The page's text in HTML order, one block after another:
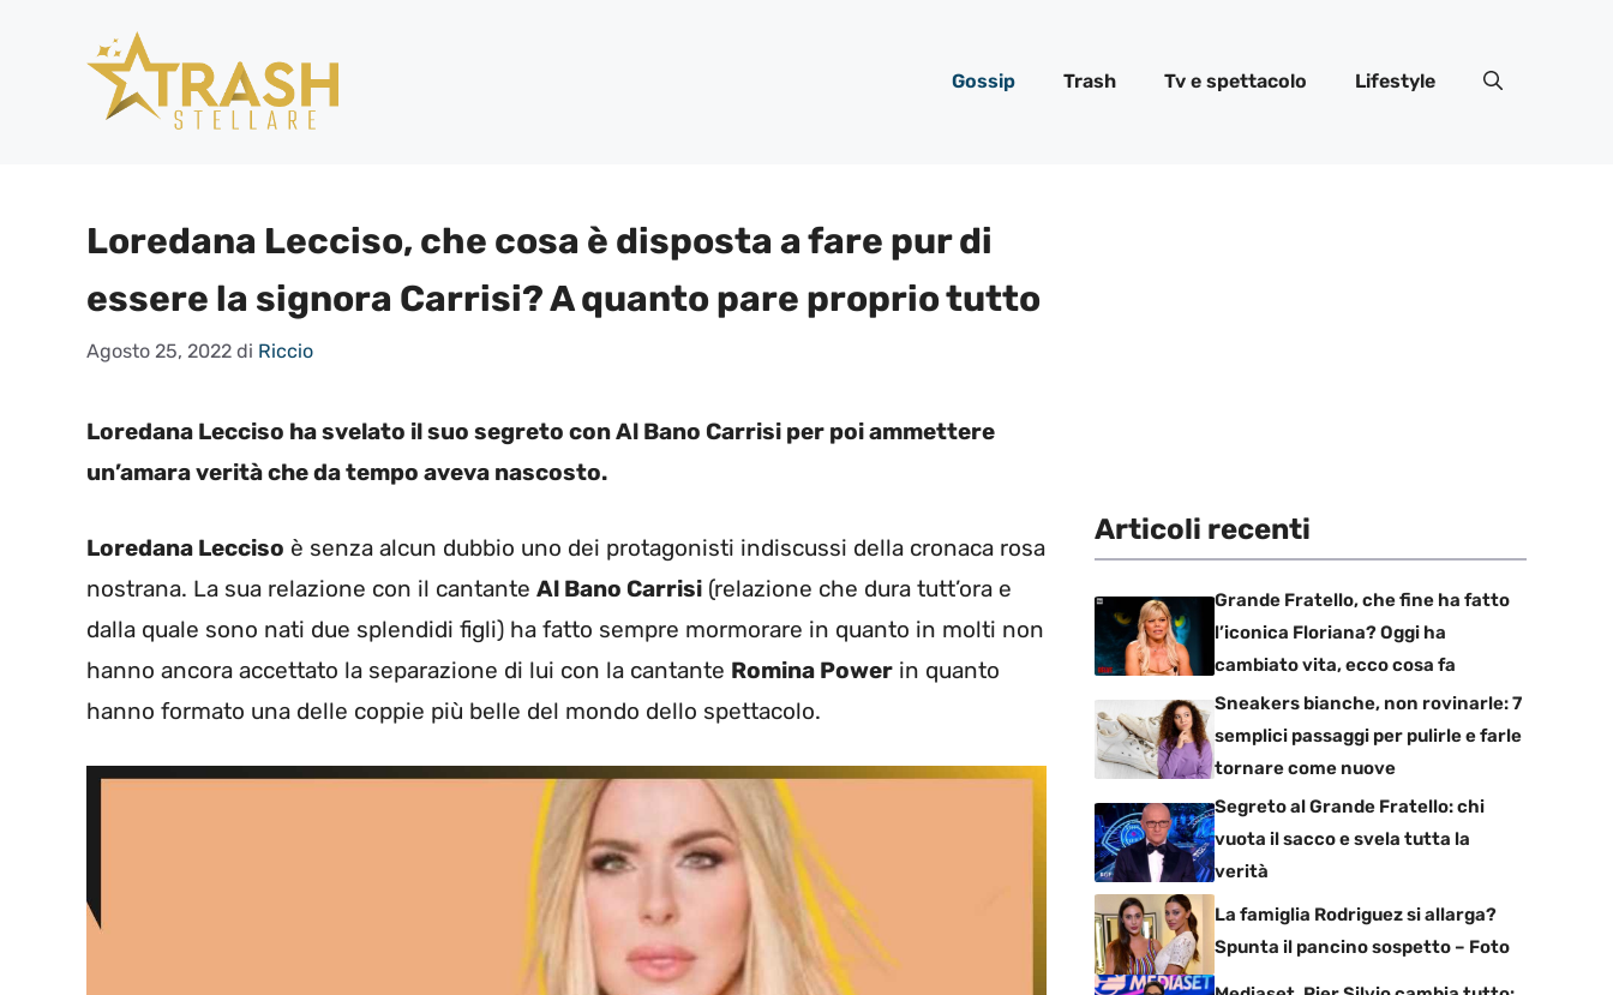
Gossip Trash Tv e spettacolo Lifestyle
Loredana Lecciso, che cosa è disposta a fare pur di
essere la signora Carrisi? A quanto pare proprio tutto
Agosto 25, 2022 di Riccio
Loredana Lecciso ha svelato il suo segreto con Al Bano Carrisi per poi ammettere
un’amara verità che da tempo aveva nascosto.
Loredana Lecciso è senza alcun dubbio uno dei protagonisti indiscussi della cronaca rosa
nostrana. La sua relazione con il cantante Al Bano Carrisi (relazione che dura tutt’ora e
dalla quale sono nati due splendidi figli) ha fatto sempre mormorare in quanto in molti non
hanno ancora accettato la separazione di lui con la cantante Romina Power in quanto
hanno formato una delle coppie più belle del mondo dello spettacolo.
Articoli recenti
Grande Fratello, che fine ha fatto
l’iconica Floriana? Oggi ha
cambiato vita, ecco cosa fa
Sneakers bianche, non rovinarle: 7
semplici passaggi per pulirle e farle
tornare come nuove
Segreto al Grande Fratello: chi
vuota il sacco e svela tutta la
verità
La famiglia Rodriguez si allarga?
Spunta il pancino sospetto – Foto